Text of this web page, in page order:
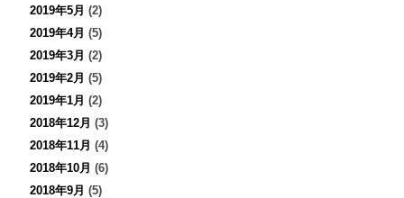
2019年5月 (2)
2019年4月 (5)
2019年3月 (2)
2019年2月 (5)
2019年1月 (2)
2018年12月 (3)
2018年11月 (4)
2018年10月 (6)
2018年9月 (5)